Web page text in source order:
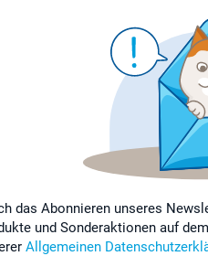
das Abonnieren unseres
und Sonderaktionen auf
Allgemeinen